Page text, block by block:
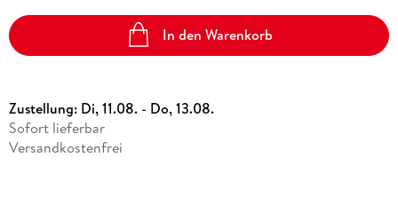
In den Warenkorb
Zustellung: Di, 11.08. - Do, 13.08.
Sofort lieferbar
Versandkostenfrei